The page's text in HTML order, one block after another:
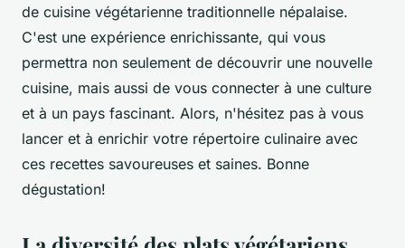
de cuisine végétarienne traditionnelle népalaise.
C'est une expérience enrichissante, qui vous
permettra non seulement de découvrir une nouvelle
cuisine, mais aussi de vous connecter à une culture
et à un pays fascinant. Alors, n'hésitez pas à vous
lancer et à enrichir votre répertoire culinaire avec
ces recettes savoureuses et saines. Bonne
dégustation!